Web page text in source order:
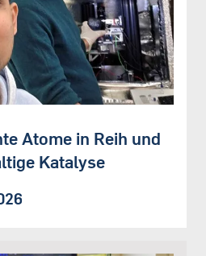
Atome in Reih und
Katalyse